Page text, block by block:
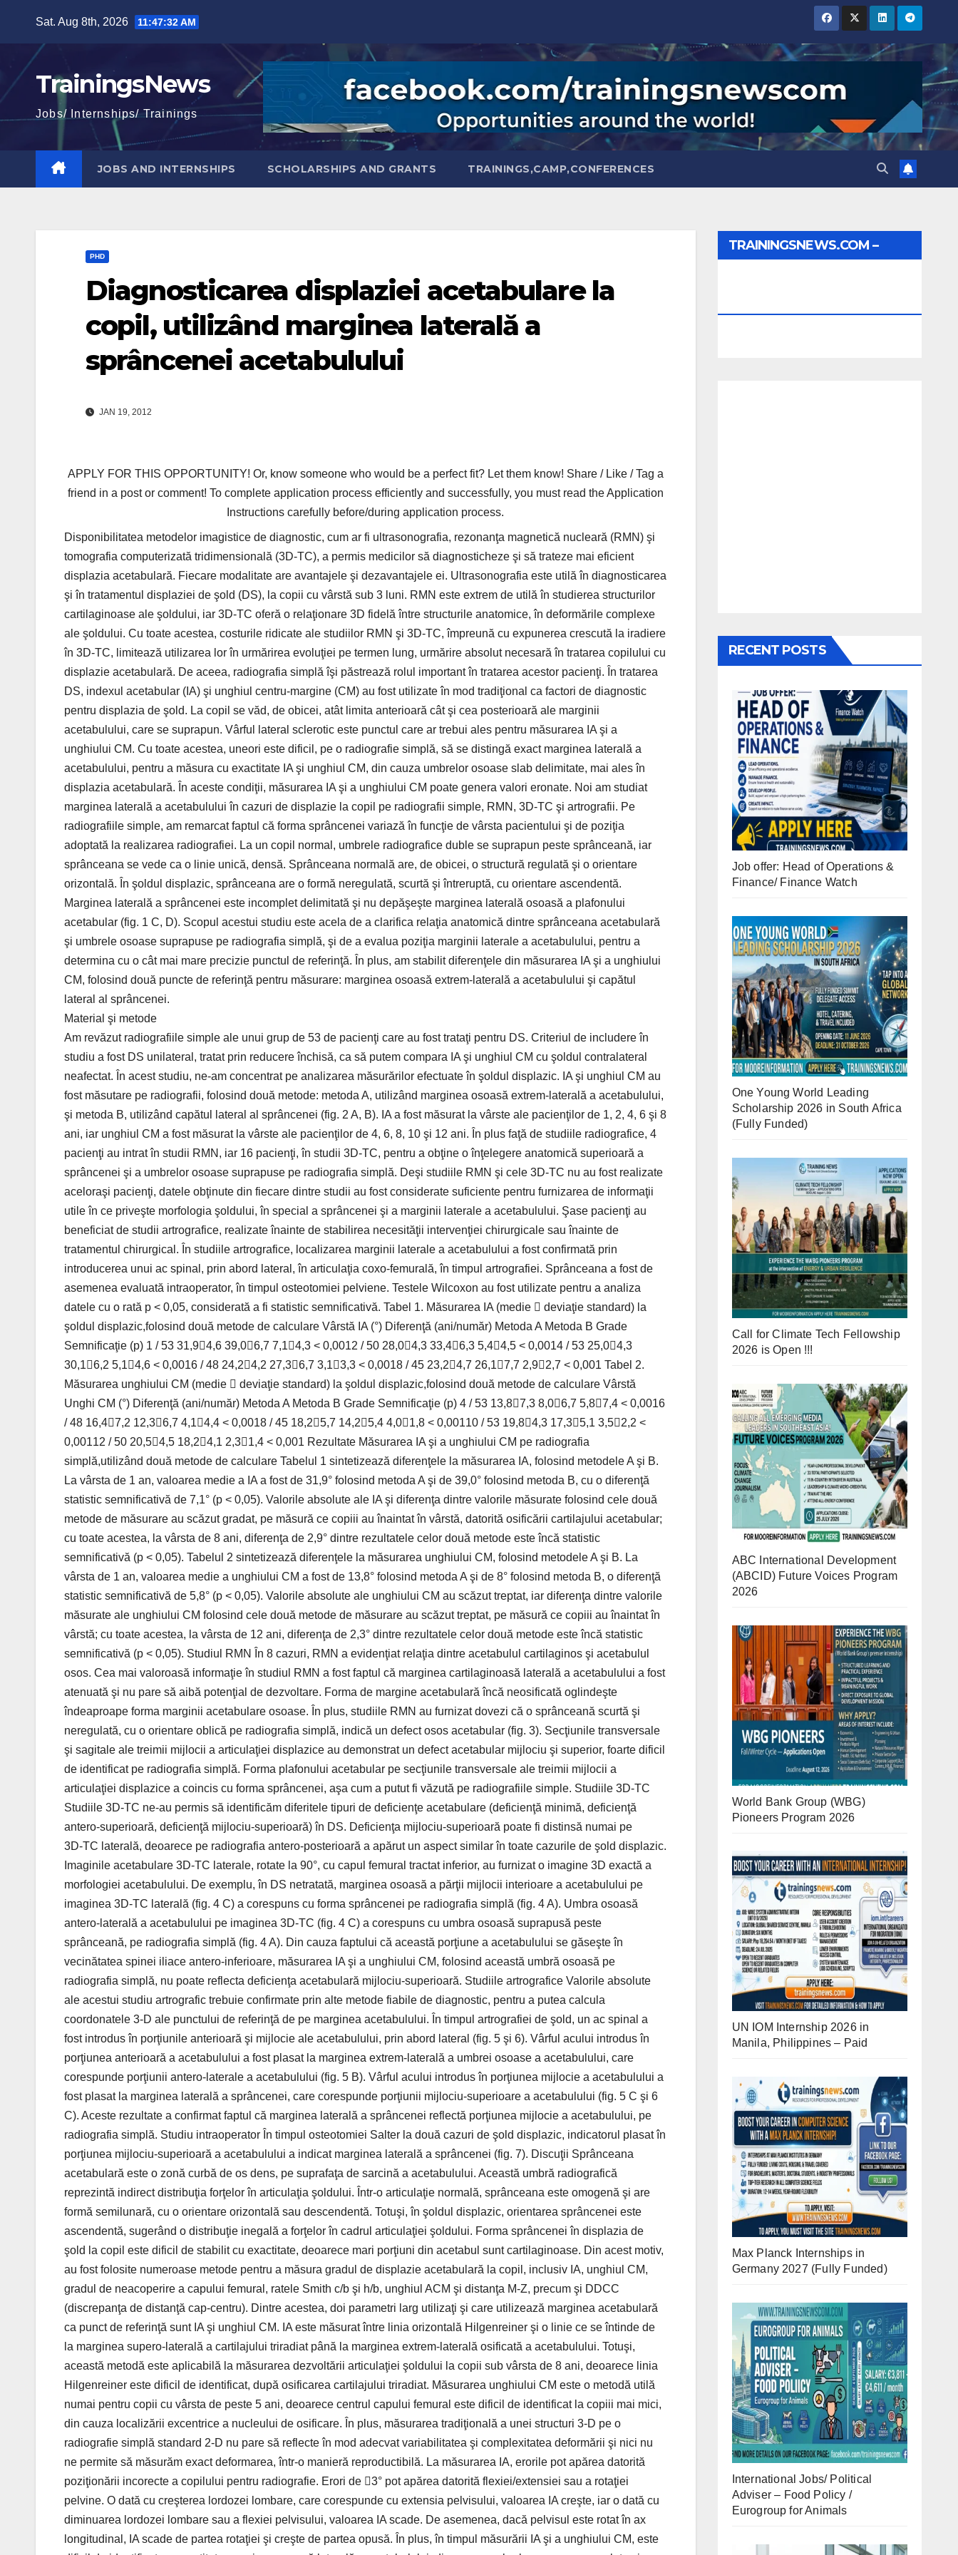
content
Sat. Aug 8th, 2026 11:47:34 AM
TrainingsNews
Jobs/ Internships/ Trainings
JOBS AND INTERNSHIPS SCHOLARSHIPS AND GRANTS TRAININGS,CAMP,CONFERENCES
PHD
Diagnosticarea displaziei acetabulare la
copil, utilizând marginea laterală a
sprâncenei acetabulului
JAN 19, 2012
APPLY FOR THIS OPPORTUNITY! Or, know someone who would be a perfect fit? Let them know! Share / Like / Tag a
friend in a post or comment! To complete application process efficiently and successfully, you must read the Application
Instructions carefully before/during application process.
Disponibilitatea metodelor imagistice de diagnostic, cum ar fi ultrasonografia, rezonanţa magnetică nucleară (RMN) şi
tomografia computerizată tridimensională (3D‑TC), a permis medicilor să diagnosticheze şi să trateze mai eficient
displazia acetabulară. Fiecare modalitate are avantajele şi dezavantajele ei. Ultrasonografia este utilă în diagnosticarea
şi în tratamentul displaziei de şold (DS), la copii cu vârstă sub 3 luni. RMN este extrem de utilă în studierea structurilor
cartilaginoase ale şoldului, iar 3D‑TC oferă o relaţionare 3D fidelă între structurile anatomice, în deformările complexe
ale şoldului. Cu toate acestea, costurile ridicate ale studiilor RMN şi 3D‑TC, împreună cu expunerea crescută la iradiere
în 3D‑TC, limitează utilizarea lor în urmărirea evoluţiei pe termen lung, urmărire absolut necesară în tratarea copilului cu
displazie acetabulară. De aceea, radiografia simplă îşi păstrează rolul important în tratarea acestor pacienţi. În tratarea
DS, indexul acetabular (IA) şi unghiul centru-margine (CM) au fost utilizate în mod tradiţional ca factori de diagnostic
pentru displazia de şold. La copil se văd, de obicei, atât limita anterioară cât şi cea posterioară ale marginii
acetabulului, care se suprapun. Vârful lateral sclerotic este punctul care ar trebui ales pentru măsurarea IA şi a
unghiului CM. Cu toate acestea, uneori este dificil, pe o radiografie simplă, să se distingă exact marginea laterală a
acetabulului, pentru a măsura cu exactitate IA şi unghiul CM, din cauza umbrelor osoase slab delimitate, mai ales în
displazia acetabulară. În aceste condiţii, măsurarea IA şi a unghiului CM poate genera valori eronate. Noi am studiat
marginea laterală a acetabulului în cazuri de displazie la copil pe radiografii simple, RMN, 3D‑TC şi artrografii. Pe
radiografiile simple, am remarcat faptul că forma sprâncenei variază în funcţie de vârsta pacientului şi de poziţia
adoptată la realizarea radiografiei. La un copil normal, umbrele radiografice duble se suprapun peste sprânceană, iar
sprânceana se vede ca o linie unică, densă. Sprânceana normală are, de obicei, o structură regulată şi o orientare
orizontală. În şoldul displazic, sprânceana are o formă neregulată, scurtă şi întreruptă, cu orientare ascendentă.
Marginea laterală a sprâncenei este incomplet delimitată şi nu depăşeşte marginea laterală osoasă a plafonului
acetabular (fig. 1 C, D). Scopul acestui studiu este acela de a clarifica relaţia anatomică dintre sprânceana acetabulară
şi umbrele osoase suprapuse pe radiografia simplă, şi de a evalua poziţia marginii laterale a acetabulului, pentru a
determina cu o cât mai mare precizie punctul de referinţă. În plus, am stabilit diferenţele din măsurarea IA şi a unghiului
CM, folosind două puncte de referinţă pentru măsurare: marginea osoasă extrem‑laterală a acetabulului şi capătul
lateral al sprâncenei.
Material şi metode
Am revăzut radiografiile simple ale unui grup de 53 de pacienţi care au fost trataţi pentru DS. Criteriul de includere în studiu a fost DS unilateral, tratat prin reducere închisă, ca să putem compara IA şi unghiul CM cu şoldul contralateral neafectat. În acest studiu, ne-am concentrat pe analizarea măsurărilor efectuate în şoldul displazic. IA şi unghiul CM au fost măsutare pe radiografii, folosind două metode: metoda A, utilizând marginea osoasă extrem‑laterală a acetabulului, şi metoda B, utilizând capătul lateral al sprâncenei (fig. 2 A, B). IA a fost măsurat la vârste ale pacienţilor de 1, 2, 4, 6 şi 8 ani, iar unghiul CM a fost măsurat la vârste ale pacienţilor de 4, 6, 8, 10 şi 12 ani. În plus faţă de studiile radiografice, 4 pacienţi au intrat în studii RMN, iar 16 pacienţi, în studii 3D‑TC, pentru a obţine o înţelegere anatomică superioară a sprâncenei şi a umbrelor osoase suprapuse pe radiografia simplă. Deşi studiile RMN şi cele 3D‑TC nu au fost realizate aceloraşi pacienţi, datele obţinute din fiecare dintre studii au fost considerate suficiente pentru furnizarea de informaţii utile în ce priveşte morfologia şoldului, în special a sprâncenei şi a marginii laterale a acetabulului. Şase pacienţi au beneficiat de studii artrografice, realizate înainte de stabilirea necesităţii intervenţiei chirurgicale sau înainte de tratamentul chirurgical. În studiile artrografice, localizarea marginii laterale a acetabulului a fost confirmată prin introducerea unui ac spinal, prin abord lateral, în articulaţia coxo‑femurală, în timpul artrografiei. Sprânceana a fost de asemenea evaluată intraoperator, în timpul osteotomiei pelviene. Testele Wilcoxon au fost utilizate pentru a analiza datele cu o rată p < 0,05, considerată a fi statistic semnificativă. Tabel 1. Măsurarea IA (medie  deviaţie standard) la şoldul displazic,folosind două metode de calculare Vârstă IA (°) Diferenţă (ani/număr) Metoda A Metoda B Grade Semnificaţie (p) 1 / 53 31,94,6 39,06,7 7,14,3 < 0,0012 / 50 28,04,3 33,46,3 5,44,5 < 0,0014 / 53 25,04,3 30,16,2 5,14,6 < 0,0016 / 48 24,24,2 27,36,7 3,13,3 < 0,0018 / 45 23,24,7 26,17,7 2,92,7 < 0,001 Tabel 2. Măsurarea unghiului CM (medie  deviaţie standard) la şoldul displazic,folosind două metode de calculare Vârstă Unghi CM (°) Diferenţă (ani/număr) Metoda A Metoda B Grade Semnificaţie (p) 4 / 53 13,87,3 8,06,7 5,87,4 < 0,0016 / 48 16,47,2 12,36,7 4,14,4 < 0,0018 / 45 18,25,7 14,25,4 4,01,8 < 0,00110 / 53 19,84,3 17,35,1 3,52,2 < 0,00112 / 50 20,54,5 18,24,1 2,31,4 < 0,001 Rezultate Măsurarea IA şi a unghiului CM pe radiografia simplă,utilizând două metode de calculare Tabelul 1 sintetizează diferenţele la măsurarea IA, folosind metodele A şi B. La vârsta de 1 an, valoarea medie a IA a fost de 31,9° folosind metoda A şi de 39,0° folosind metoda B, cu o diferenţă statistic semnificativă de 7,1° (p < 0,05). Valorile absolute ale IA şi diferenţa dintre valorile măsurate folosind cele două metode de măsurare au scăzut gradat, pe măsură ce copiii au înaintat în vârstă, datorită osificării cartilajului acetabular; cu toate acestea, la vârsta de 8 ani, diferenţa de 2,9° dintre rezultatele celor două metode este încă statistic semnificativă (p < 0,05). Tabelul 2 sintetizează diferenţele la măsurarea unghiului CM, folosind metodele A şi B. La vârsta de 1 an, valoarea medie a unghiului CM a fost de 13,8° folosind metoda A şi de 8° folosind metoda B, o diferenţă statistic semnificativă de 5,8° (p < 0,05). Valorile absolute ale unghiului CM au scăzut treptat, iar diferenţa dintre valorile măsurate ale unghiului CM folosind cele două metode de măsurare au scăzut treptat, pe măsură ce copiii au înaintat în vârstă; cu toate acestea, la vârsta de 12 ani, diferenţa de 2,3° dintre rezultatele celor două metode este încă statistic semnificativă (p < 0,05). Studiul RMN În 8 cazuri, RMN a evidenţiat relaţia dintre acetabulul cartilaginos şi acetabulul osos. Cea mai valoroasă informaţie în studiul RMN a fost faptul că marginea cartilaginoasă laterală a acetabulului a fost atenuată şi nu pare să aibă potenţial de dezvoltare. Forma de margine acetabulară încă neosificată oglindeşte îndeaproape forma marginii acetabulare osoase. În plus, studiile RMN au furnizat dovezi că o sprânceană scurtă şi neregulată, cu o orientare oblică pe radiografia simplă, indică un defect osos acetabular (fig. 3). Secţiunile transversale şi sagitale ale treimii mijlocii a articulaţiei displazice au demonstrat un defect acetabular mijlociu şi superior, foarte dificil de identificat pe radiografia simplă. Forma plafonului acetabular pe secţiunile transversale ale treimii mijlocii a articulaţiei displazice a coincis cu forma sprâncenei, aşa cum a putut fi văzută pe radiografiile simple. Studiile 3D‑TC Studiile 3D‑TC ne-au permis să identificăm diferitele tipuri de deficienţe acetabulare (deficienţă minimă, deficienţă antero-superioară, deficienţă mijlociu-superioară) în DS. Deficienţa mijlociu-superioară poate fi distinsă numai pe 3D‑TC laterală, deoarece pe radiografia antero-posterioară a apărut un aspect similar în toate cazurile de şold displazic. Imaginile acetabulare 3D‑TC laterale, rotate la 90°, cu capul femural tractat inferior, au furnizat o imagine 3D exactă a morfologiei acetabulului. De exemplu, în DS netratată, marginea osoasă a părţii mijlocii interioare a acetabulului pe imaginea 3D‑TC laterală (fig. 4 C) a corespuns cu forma sprâncenei pe radiografia simplă (fig. 4 A). Umbra osoasă antero-laterală a acetabulului pe imaginea 3D‑TC (fig. 4 C) a corespuns cu umbra osoasă suprapusă peste sprânceană, pe radiografia simplă (fig. 4 A). Din cauza faptului că această porţiune a acetabulului se găseşte în vecinătatea spinei iliace antero-inferioare, măsurarea IA şi a unghiului CM, folosind această umbră osoasă pe radiografia simplă, nu poate reflecta deficienţa acetabulară mijlociu-superioară. Studiile artrografice Valorile absolute ale acestui studiu artrografic trebuie confirmate prin alte metode fiabile de diagnostic, pentru a putea calcula coordonatele 3‑D ale punctului de referinţă de pe marginea acetabulului. În timpul artrografiei de şold, un ac spinal a fost introdus în porţiunile anterioară şi mijlocie ale acetabulului, prin abord lateral (fig. 5 şi 6). Vârful acului introdus în porţiunea anterioară a acetabulului a fost plasat la marginea extrem‑laterală a umbrei osoase a acetabulului, care corespunde porţiunii antero-laterale a acetabulului (fig. 5 B). Vârful acului introdus în porţiunea mijlocie a acetabulului a fost plasat la marginea laterală a sprâncenei, care corespunde porţiunii mijlociu-superioare a acetabulului (fig. 5 C şi 6 C). Aceste rezultate a confirmat faptul că marginea laterală a sprâncenei reflectă porţiunea mijlocie a acetabulului, pe radiografia simplă. Studiu intraoperator În timpul osteotomiei Salter la două cazuri de şold displazic, indicatorul plasat în porţiunea mijlociu-superioară a acetabulului a indicat marginea laterală a sprâncenei (fig. 7). Discuţii Sprânceana acetabulară este o zonă curbă de os dens, pe suprafaţa de sarcină a acetabulului. Această umbră radiografică reprezintă indirect distribuţia forţelor în articulaţia şoldului. Într-o articulaţie normală, sprânceana este omogenă şi are formă semilunară, cu o orientare orizontală sau descendentă. Totuşi, în şoldul displazic, orientarea sprâncenei este ascendentă, sugerând o distribuţie inegală a forţelor în cadrul articulaţiei şoldului. Forma sprâncenei în displazia de şold la copil este dificil de stabilit cu exactitate, deoarece mari porţiuni din acetabul sunt cartilaginoase. Din acest motiv, au fost folosite numeroase metode pentru a măsura gradul de displazie acetabulară la copil, inclusiv IA, unghiul CM, gradul de neacoperire a capului femural, ratele Smith c/b şi h/b, unghiul ACM şi distanţa M‑Z, precum şi DDCC (discrepanţa de distanţă cap‑centru). Dintre acestea, doi parametri larg utilizaţi şi care utilizează marginea acetabulară ca punct de referinţă sunt IA şi unghiul CM. IA este măsurat între linia orizontală Hilgenreiner şi o linie ce se întinde de la marginea supero-laterală a cartilajului triradiat până la marginea extrem‑laterală osificată a acetabulului. Totuşi, această metodă este aplicabilă la măsurarea dezvoltării articulaţiei şoldului la copii sub vârsta de 8 ani, deoarece linia Hilgenreiner este dificil de identificat, după osificarea cartilajului triradiat. Măsurarea unghiului CM este o metodă utilă numai pentru copii cu vârsta de peste 5 ani, deoarece centrul capului femural este dificil de identificat la copiii mai mici, din cauza localizării excentrice a nucleului de osificare. În plus, măsurarea tradiţională a unei structuri 3‑D pe o radiografie simplă standard 2‑D nu pare să reflecte în mod adecvat variabilitatea şi complexitatea deformării şi nici nu ne permite să măsurăm exact deformarea, într-o manieră reproductibilă. La măsurarea IA, erorile pot apărea datorită poziţionării incorecte a copilului pentru radiografie. Erori de 3° pot apărea da
TRAININGSNEWS.COM –
RECENT POSTS
Job offer: Head of Operations &
Finance/ Finance Watch
One Young World Leading
Scholarship 2026 in South Africa
(Fully Funded)
Call for Climate Tech Fellowship
2026 is Open !!!
ABC International Development
(ABCID) Future Voices Program
2026
World Bank Group (WBG)
Pioneers Program 2026
UN IOM Internship 2026 in
Manila, Philippines – Paid
Max Planck Internships in
Germany 2027 (Fully Funded)
International Jobs/ Political
Adviser – Food Policy /
Eurogroup for Animals